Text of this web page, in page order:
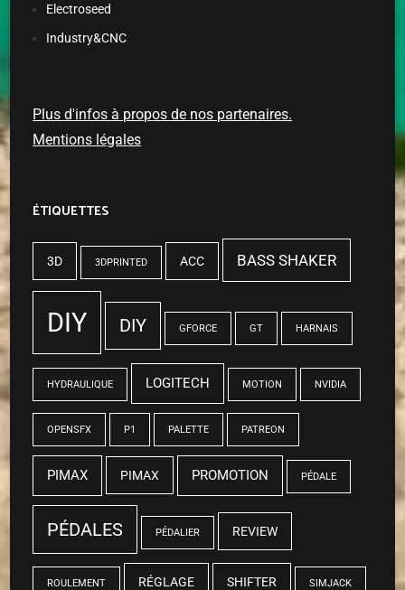
Electroseed
Industry&CNC
Plus d'infos à propos de nos partenaires.
Mentions légales
ÉTIQUETTES
3D 3DPRINTED ACC BASS SHAKER
DIY DIY GFORCE GT HARNAIS
HYDRAULIQUE LOGITECH MOTION NVIDIA
OPENSFX P1 PALETTE PATREON
PIMAX PIMAX PROMOTION PÉDALE
PÉDALES PÉDALIER REVIEW
ROULEMENT RÉGLAGE SHIFTER SIMJACK